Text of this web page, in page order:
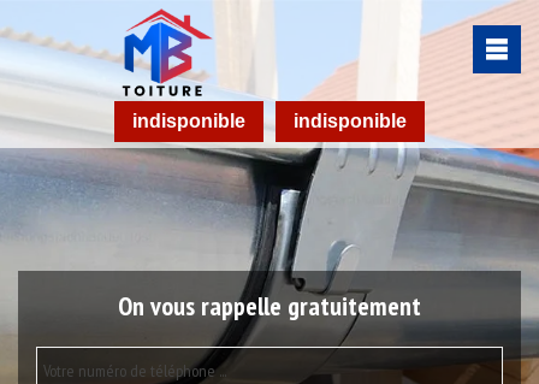
indisponible indisponible
On vous rappelle gratuitement